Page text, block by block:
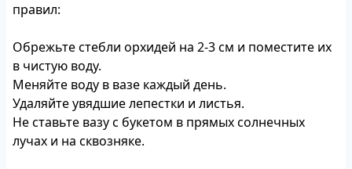
правил:
Обрежьте стебли орхидей на 2-3 см и поместите их
в чистую воду.
Меняйте воду в вазе каждый день.
Удаляйте увядшие лепестки и листья.
Не ставьте вазу с букетом в прямых солнечных
лучах и на сквозняке.